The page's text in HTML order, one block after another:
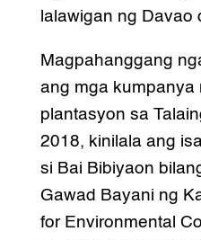
lalawigan ng Davao
Magpahanggang
ang mga kumpanya
plantasyon sa
2018, kinilala ang
si Bai Bibiyaon
Gawad Bayani ng
for Environmental